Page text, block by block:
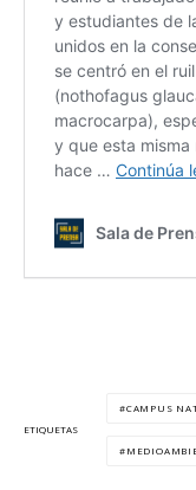
ETIQUETAS
CAMPUS